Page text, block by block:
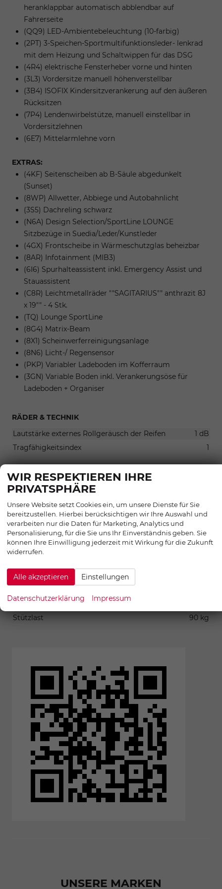
heranklappbar automatisch abblendbar auf
Fahrerseite
(QQ9) LED-Ambientebeleuchtung (10-farbig)
(2PT) 3-Speichen-Sportmultifunktionsleder- lenkrad
mit dem Heizung und Schaltwippen für das DSG
(4R4) elektrische Fensterheber vorne und hinten
(3L3) Vordersitze manuell höhenverstellbar
(3B4) ISOFIX Kindersitzverankerung auf den äußeren
Rücksitzen
(7P4) Lendenwirbelstütze, manuell einstellbar in
Vordersitzlehnen
(6E7) Mittelarmlehne vorn
EXTRAS:
(4KF) Seitenscheiben ab B-Säule abgedunkelt
(Sunset)
(8WP) Allwetter, Abbiege und Autobahnlicht
(3S5) Dachreling schwarz
(N6A) Design Selection/SportLine LOUNGE
Sitzbezüge in Suedia/Leder/Kunstleder
(4GX) Frontscheibe in Wärmeschutzglas beheizbar
(8AR) Infotainment (MIB3)
(6I6) Spurhalteassistent inkl. Emergency Assist und
Stauassistent
(C8R) Leichtmetallräder ""SAGITARIUS"" anthrazit 8J
x 19"" - 4 Stk.
(TQ) Lounge SportLine
(8G4) Matrix-Beam
(8X1) Scheinwerferreinigungsanlage
(8N6) Licht-/ Regensensor
(PKP) Variabler Ladeboden im Kofferraum
(3GN) Variable Boden inkl. Verankerungsöse für
Ladeboden + Organiser
RÄDER & TECHNIK
Lautstärke externes Rollgeräusch der Reifen
1 dB
Tragfähigkeitsindex
1
SONSTIGES
Anhängelast (gebremst)
Anhängelast (ungebremst)
700 kg
Anzahl Sitzplätze
Anzahl Vorbesitzer
Erstzulassung
Leergewicht
Radstand
Stützlast
90 kg
UNSERE MARKEN
WIR RESPEKTIEREN IHRE
PRIVATSPHÄRE
Unsere Website setzt Cookies ein, um unsere Dienste für Sie
bereitzustellen. Hierbei berücksichtigen wir Ihre Auswahl und
verarbeiten nur die Daten für Marketing, Analytics und
Personalisierung, für die Sie uns Ihr Einverständnis geben. Sie
können Ihre Einwilligung jederzeit mit Wirkung für die Zukunft
widerrufen.
Alle akzeptieren Einstellungen
Datenschutzerklärung Impressum